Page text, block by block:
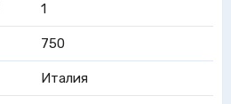
1
750
Италия